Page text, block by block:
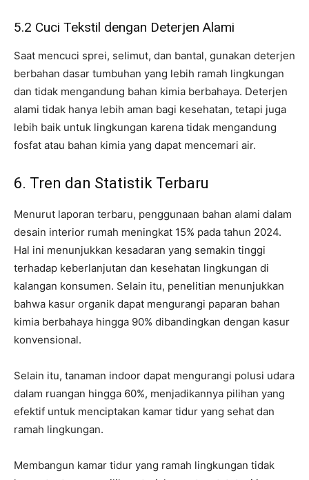
5.2 Cuci Tekstil dengan Deterjen Alami
Saat mencuci sprei, selimut, dan bantal, gunakan deterjen
berbahan dasar tumbuhan yang lebih ramah lingkungan
dan tidak mengandung bahan kimia berbahaya. Deterjen
alami tidak hanya lebih aman bagi kesehatan, tetapi juga
lebih baik untuk lingkungan karena tidak mengandung
fosfat atau bahan kimia yang dapat mencemari air.
6. Tren dan Statistik Terbaru
Menurut laporan terbaru, penggunaan bahan alami dalam
desain interior rumah meningkat 15% pada tahun 2024.
Hal ini menunjukkan kesadaran yang semakin tinggi
terhadap keberlanjutan dan kesehatan lingkungan di
kalangan konsumen. Selain itu, penelitian menunjukkan
bahwa kasur organik dapat mengurangi paparan bahan
kimia berbahaya hingga 90% dibandingkan dengan kasur
konvensional.
Selain itu, tanaman indoor dapat mengurangi polusi udara
dalam ruangan hingga 60%, menjadikannya pilihan yang
efektif untuk menciptakan kamar tidur yang sehat dan
ramah lingkungan.
Membangun kamar tidur yang ramah lingkungan tidak